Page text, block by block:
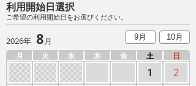
利用開始日選択
ご希望の利用開始日をお選びください。
2026年 8月 9月 10月
月 火 水 木 金 土 日
1
2